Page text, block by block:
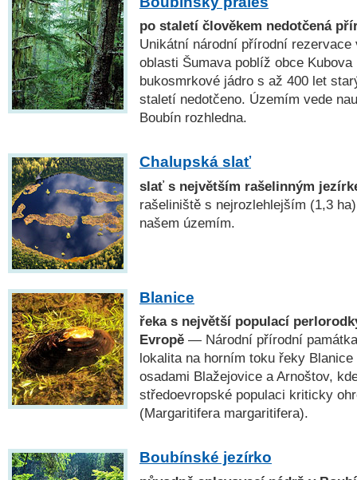
po staletí člověkem nedotčená
Unikátní národní přírodní rezervace
oblasti Šumava poblíž obce
bukosmrkové jádro s až 400 let
staletí nedotčeno. Územím vede
Boubín rozhledna.
Chalupská slať
slať s největším rašelinným
rašeliniště s nejrozlehlejším (1,3
našem územím.
Blanice
řeka s největší populací
Evropě — Národní přírodní
lokalita na horním toku řeky
osadami Blažejovice a Arnoštov,
středoevropské populaci kriticky
(Margaritifera margaritifera).
Boubínské jezírko